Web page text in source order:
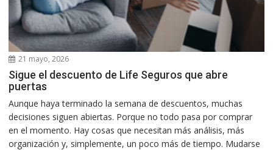
21 mayo, 2026
Sigue el descuento de Life Seguros que abre
puertas
Aunque haya terminado la semana de descuentos, muchas
decisiones siguen abiertas. Porque no todo pasa por comprar
en el momento. Hay cosas que necesitan más análisis, más
organización y, simplemente, un poco más de tiempo. Mudarse